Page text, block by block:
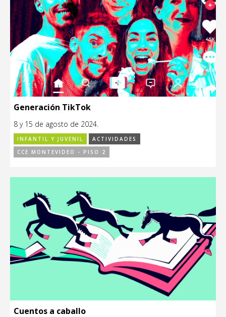
Generación TikTok
8 y 15 de agosto de 2024.
INFANTIL Y JUVENIL
ACTIVIDADES
CCE MONTEVIDEO - PISO 2
Cuentos a caballo